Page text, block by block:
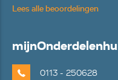
Lees alle beoordelingen
mijn
0113 - 250628